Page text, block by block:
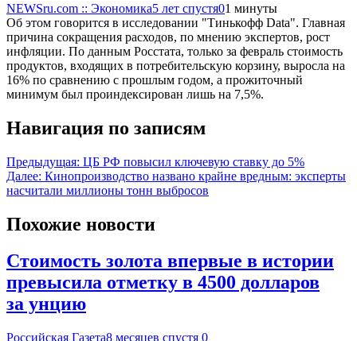
NEWSru.com :: Экономика5 лет спустя01 минуты
Об этом говорится в исследовании "Тинькофф Data". Главная
причина сокращения расходов, по мнению экспертов, рост
инфляции. По данным Росстата, только за февраль стоимость
продуктов, входящих в потребительскую корзину, выросла на
16% по сравнению с прошлым годом, а прожиточный
минимум был проиндексирован лишь на 7,5%.
Навигация по записям
Предыдущая: ЦБ РФ повысил ключевую ставку до 5%
Далее: Кинопроизводство названо крайне вредным: эксперты
насчитали миллионы тонн выбросов
Похожие новости
Стоимость золота впервые в истории
превысила отметку в 4500 долларов
за унцию
Российская Газета8 месяцев спустя 0